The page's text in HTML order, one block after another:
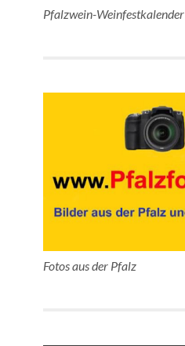
Pfalzwein-Weinfestkalender
Fotos aus der Pfalz